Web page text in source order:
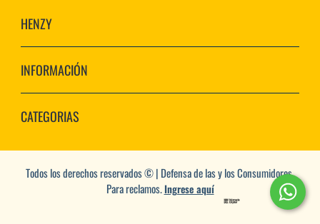
HENZY
INFORMACIÓN
CATEGORIAS
Todos los derechos reservados © | Defensa de las y los Consumidores.
Para reclamos.Ingrese aquí